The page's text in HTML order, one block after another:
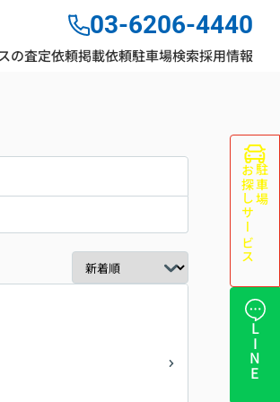
03-6206-4440
の査定依頼掲載依頼駐車場検索採用情報
駐車場
お探しサービス
LINE